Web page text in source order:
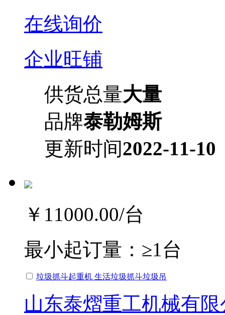
在线询价
企业旺铺
供货总量大量
品牌泰勒姆斯
更新时间2022-11-10
￥11000.00/台
最小起订量： ≥1台
垃圾抓斗起重机 生活垃圾抓斗垃圾吊
山东泰熠重工机械有